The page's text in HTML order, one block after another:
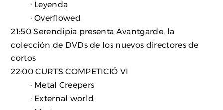
· Leyenda
· Overflowed
21:50 Serendipia presenta Avantgarde, la
colección de DVDs de los nuevos directores de
cortos
22:00 CURTS COMPETICIÓ VI
· Metal Creepers
· External world